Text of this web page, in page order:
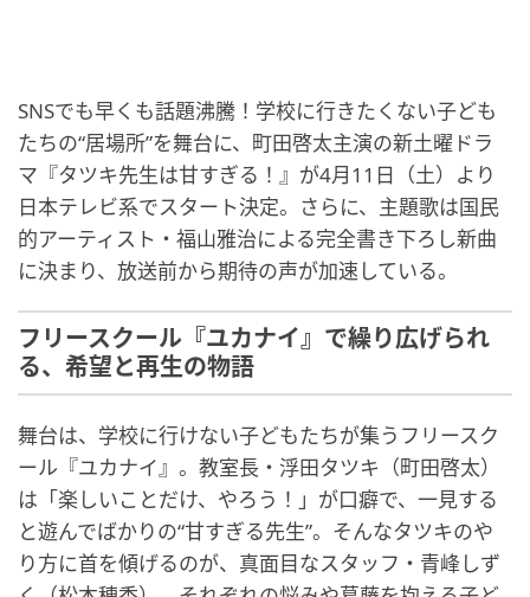
SNSでも早くも話題沸騰！学校に行きたくない子ども
たちの“居場所”を舞台に、町田啓太主演の新土曜ドラ
マ『タツキ先生は甘すぎる！』が4月11日（土）より
日本テレビ系でスタート決定。さらに、主題歌は国民
的アーティスト・福山雅治による完全書き下ろし新曲
に決まり、放送前から期待の声が加速している。
フリースクール『ユカナイ』で繰り広げられ
る、希望と再生の物語
舞台は、学校に行けない子どもたちが集うフリースク
ール『ユカナイ』。教室長・浮田タツキ（町田啓太）
は「楽しいことだけ、やろう！」が口癖で、一見する
と遊んでばかりの“甘すぎる先生”。そんなタツキのや
り方に首を傾げるのが、真面目なスタッフ・青峰しず